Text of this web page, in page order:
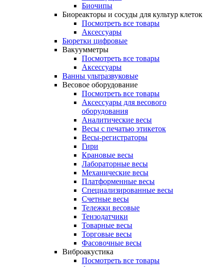
Биочипы
Биореакторы и сосуды для культур клеток
Посмотреть все товары
Аксессуары
Бюретки цифровые
Вакуумметры
Посмотреть все товары
Аксессуары
Ванны ультразвуковые
Весовое оборудование
Посмотреть все товары
Аксессуары для весового
оборудования
Аналитические весы
Весы с печатью этикеток
Весы-регистраторы
Гири
Крановые весы
Лабораторные весы
Механические весы
Платформенные весы
Специализированные весы
Счетные весы
Тележки весовые
Тензодатчики
Товарные весы
Торговые весы
Фасовочные весы
Виброакустика
Посмотреть все товары